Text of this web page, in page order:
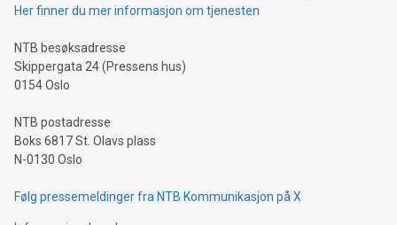
Her finner du mer informasjon om tjenesten
NTB besøksadresse
Skippergata 24 (Pressens hus)
0154 Oslo
NTB postadresse
Boks 6817 St. Olavs plass
N-0130 Oslo
Følg pressemeldinger fra NTB Kommunikasjon på X